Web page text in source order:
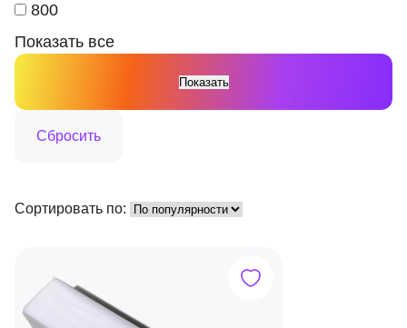
800
Показать все
Сортировать по: